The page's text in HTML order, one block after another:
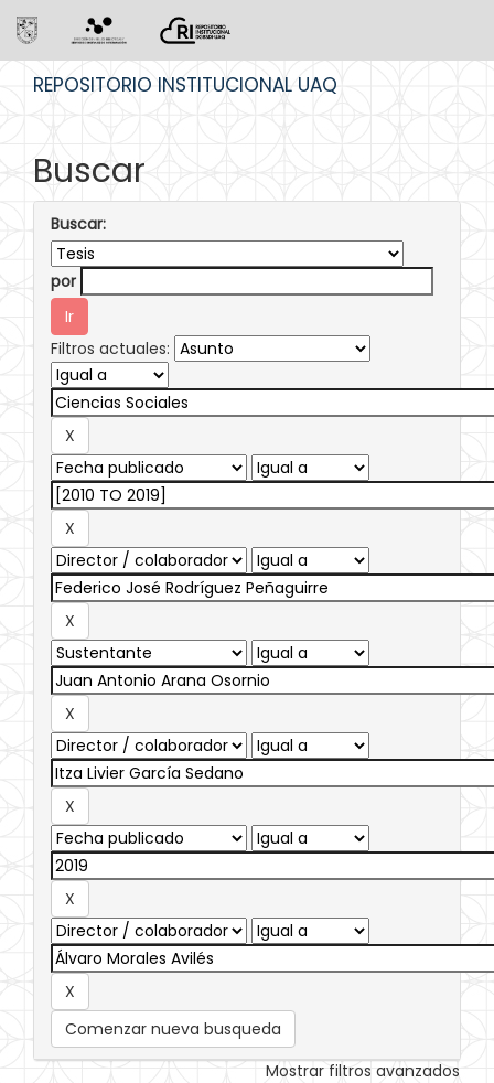
REPOSITORIO INSTITUCIONAL UAQ
Buscar
Buscar:
por
Filtros actuales:
Comenzar nueva busqueda
Mostrar filtros avanzados